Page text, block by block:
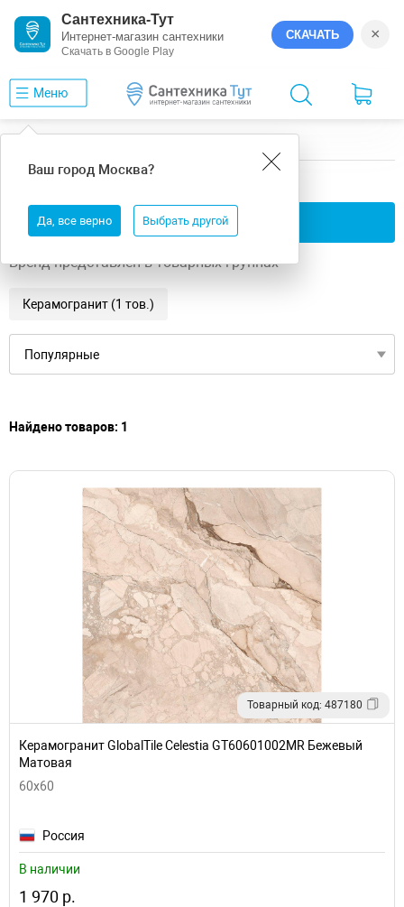
Сантехника-Тут
Интернет-магазин сантехники
Скачать в Google Play
СКАЧАТЬ ×
Меню
Ваш город Москва?
Да, все верно Выбрать другой
GlobalTile Celestia
Применить фильтры
Бренд представлен в товарных группах
Керамогранит (1 тов.)
Найдено товаров: 1
Товарный код: 487180
Керамогранит GlobalTile Celestia GT60601002MR Бежевый
Матовая
60x60
Россия
В наличии
1 970 р.